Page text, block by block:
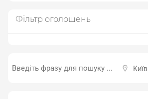
Фільтр оголошень
Київ